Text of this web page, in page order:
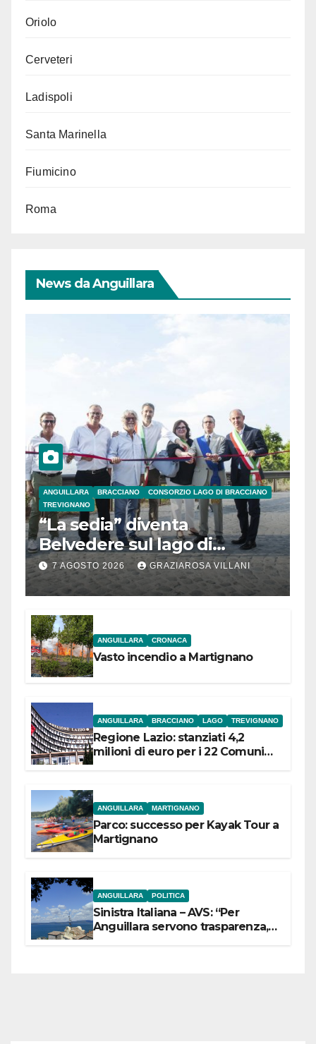
Oriolo
Cerveteri
Ladispoli
Santa Marinella
Fiumicino
Roma
News da Anguillara
ANGUILLARA BRACCIANO
CONSORZIO LAGO DI BRACCIANO
TREVIGNANO
“La sedia” diventa
Belvedere sul lago di
Bracciano: ieri
l’inaugurazione
7 AGOSTO 2026 GRAZIAROSA VILLANI
ANGUILLARA CRONACA
Vasto incendio a Martignano
ANGUILLARA BRACCIANO LAGO TREVIGNANO
Regione Lazio: stanziati 4,2
milioni di euro per i 22 Comuni
ANGUILLARA MARTIGNANO
Parco: successo per Kayak Tour a
Martignano
ANGUILLARA POLITICA
Sinistra Italiana – AVS: “Per
Anguillara servono trasparenza,